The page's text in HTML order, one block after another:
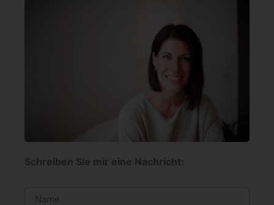
Schreiben Sie mir eine Nachricht: